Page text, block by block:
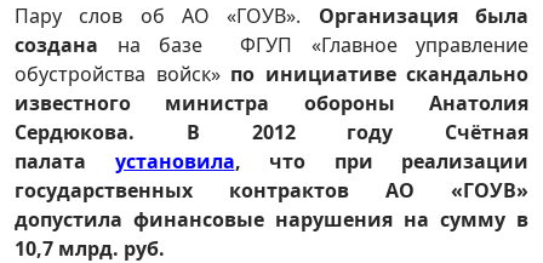
Пару слов об АО «ГОУВ». Организация была
создана на базе ФГУП «Главное управление
обустройства войск» по инициативе скандально
известного министра обороны Анатолия
Сердюкова.
В 2012 году
Счётная
палата
установила, что при реализации
государственных контрактов АО «ГОУВ»
допустила финансовые нарушения на сумму в
10,7 млрд. руб.